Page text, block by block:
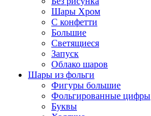
Шары Хром
C конфетти
Большие
Светящиеся
Запуск
Облако шаров
Шары из фольги
Фигуры большие
Фольгированные цифры
Буквы